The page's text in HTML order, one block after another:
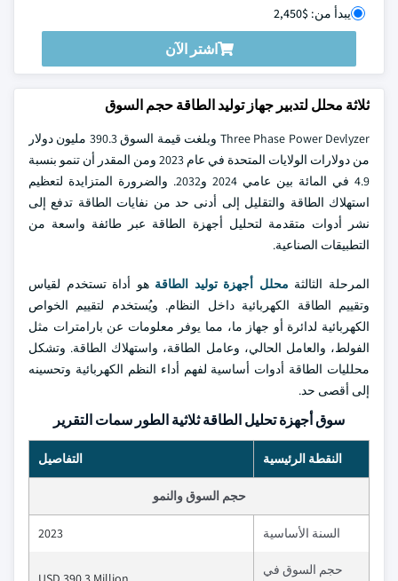
يبدأ من: $2,450
اشتر الآن
ثلاثة محلل لتدبير جهاز توليد الطاقة حجم السوق
Three Phase Power Devlyzer وبلغت قيمة السوق 390.3 مليون دولار
من دولارات الولايات المتحدة في عام 2023 ومن المقدر أن تنمو بنسبة
4.9 في المائة بين عامي 2024 و2032. والضرورة المتزايدة لتعظيم
استهلاك الطاقة والتقليل إلى أدنى حد من نفايات الطاقة تدفع إلى
نشر أدوات متقدمة لتحليل أجهزة الطاقة عبر طائفة واسعة من
التطبيقات الصناعية.
المرحلة الثالثة محلل أجهزة توليد الطاقة هو أداة تستخدم لقياس
وتقييم الطاقة الكهربائية داخل النظام. ويُستخدم لتقييم الخواص
الكهربائية لدائرة أو جهاز ما، مما يوفر معلومات عن بارامترات مثل
الفولط، والعامل الحالي، وعامل الطاقة، واستهلاك الطاقة. وتشكل
محلليات الطاقة أدوات أساسية لفهم أداء النظم الكهربائية وتحسينه
إلى أقصى حد.
سوق أجهزة تحليل الطاقة ثلاثية الطور سمات التقرير
النقطة الرئيسية التفاصيل
حجم السوق والنمو
السنة الأساسية 2023
حجم السوق في